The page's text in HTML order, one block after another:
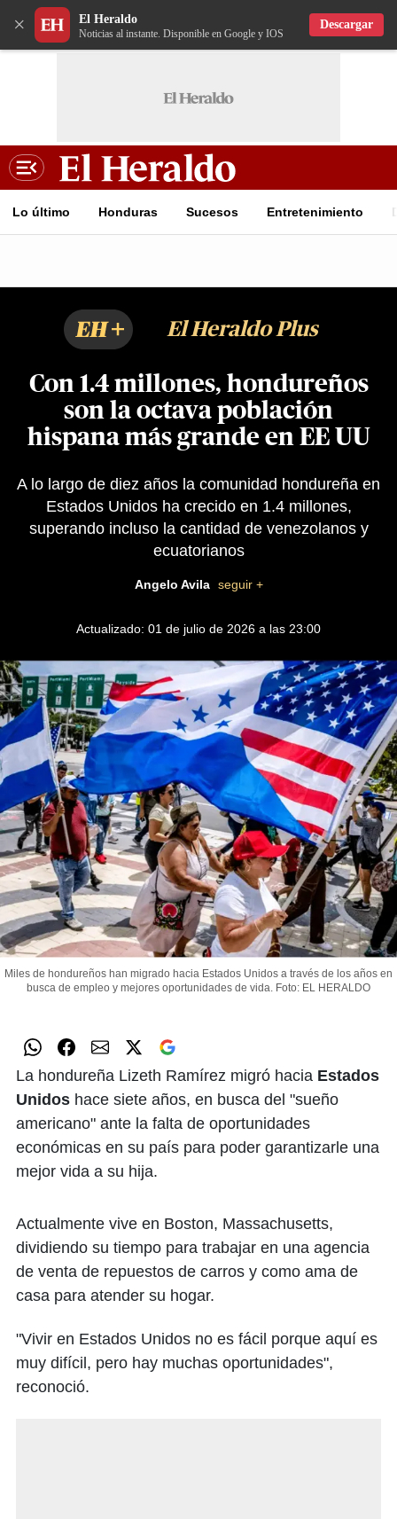
× El Heraldo
Noticias al instante. Disponible en Google y IOS
Descargar
Lo último Honduras Sucesos Entretenimiento
El Heraldo Plus
Con 1.4 millones, hondureños
son la octava población
hispana más grande en EE UU
A lo largo de diez años la comunidad hondureña en
Estados Unidos ha crecido en 1.4 millones,
superando incluso la cantidad de venezolanos y
ecuatorianos
Angelo Avila seguir +
Actualizado: 01 de julio de 2026 a las 23:00
Miles de hondureños han migrado hacia Estados Unidos a través de los años en
busca de empleo y mejores oportunidades de vida. Foto: EL HERALDO
La hondureña Lizeth Ramírez migró hacia Estados
Unidos hace siete años, en busca del "sueño
americano" ante la falta de oportunidades
económicas en su país para poder garantizarle una
mejor vida a su hija.
Actualmente vive en Boston, Massachusetts,
dividiendo su tiempo para trabajar en una agencia
de venta de repuestos de carros y como ama de
casa para atender su hogar.
"Vivir en Estados Unidos no es fácil porque aquí es
muy difícil, pero hay muchas oportunidades",
reconoció.